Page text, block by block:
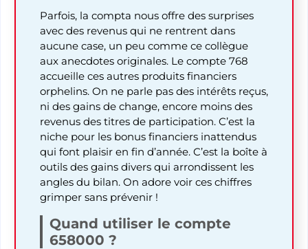
Parfois, la compta nous offre des surprises
avec des revenus qui ne rentrent dans
aucune case, un peu comme ce collègue
aux anecdotes originales. Le compte 768
accueille ces autres produits financiers
orphelins. On ne parle pas des intérêts reçus,
ni des gains de change, encore moins des
revenus des titres de participation. C’est la
niche pour les bonus financiers inattendus
qui font plaisir en fin d’année. C’est la boîte à
outils des gains divers qui arrondissent les
angles du bilan. On adore voir ces chiffres
grimper sans prévenir !
Quand utiliser le compte
658000 ?